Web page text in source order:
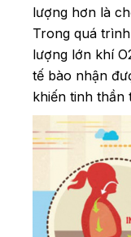
lượng hơn là
Trong quá
lượng lớn khí
tế bào nhận
khiến tinh thần